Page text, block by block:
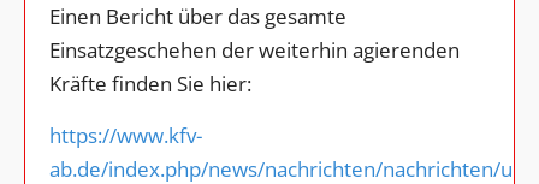
Einen Bericht über das gesamte
Einsatzgeschehen der weiterhin agierenden
Kräfte finden Sie hier:
https://www.kfv-
ab.de/index.php/news/nachrichten/nachrichten/